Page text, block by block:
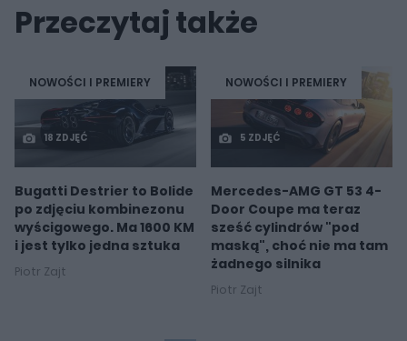
Przeczytaj także
NOWOŚCI I PREMIERY
18 ZDJĘĆ
Bugatti Destrier to Bolide
po zdjęciu kombinezonu
wyścigowego. Ma 1600 KM
i jest tylko jedna sztuka
Piotr Zajt
NOWOŚCI I PREMIERY
5 ZDJĘĆ
Mercedes-AMG GT 53 4-
Door Coupe ma teraz
sześć cylindrów "pod
maską", choć nie ma tam
żadnego silnika
Piotr Zajt